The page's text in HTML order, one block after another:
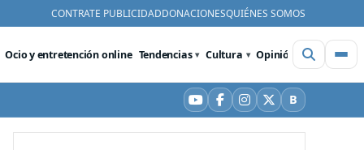
CONTRATE PUBLICIDADDONACIONESQUIÉNES SOMOS
Ocio y entretención online Tendencias Cultura Opinión Videos
YouTube
Facebook
Instagram
X BBluesky